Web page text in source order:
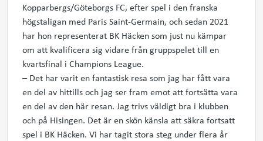
Kopparbergs/Göteborgs FC, efter spel i den franska
högstaligan med Paris Saint-Germain, och sedan 2021
har hon representerat BK Häcken som just nu kämpar
om att kvalificera sig vidare från gruppspelet till en
kvartsfinal i Champions League.
– Det har varit en fantastisk resa som jag har fått vara
en del av hittills och jag ser fram emot att fortsätta vara
en del av den här resan. Jag trivs väldigt bra i klubben
och på Hisingen. Det är en skön känsla att säkra fortsatt
spel i BK Häcken. Vi har tagit stora steg under flera år